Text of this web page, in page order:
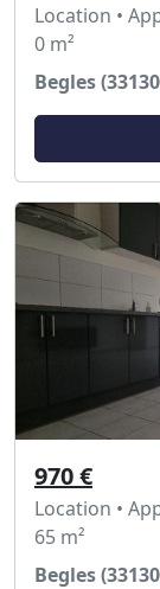
Location •
0 m²
Begles
970 €
Location •
65 m²
Begles